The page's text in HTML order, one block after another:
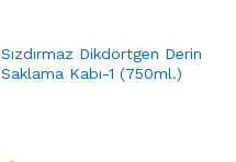
Sızdırmaz Dikdörtgen Derin
Saklama Kabı-1 (750ml.)